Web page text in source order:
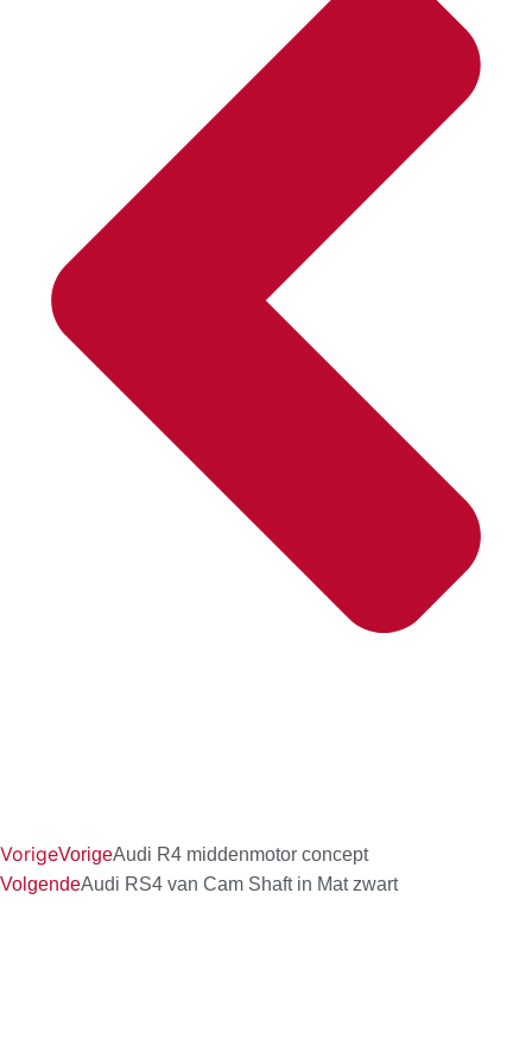
VorigeVorigeAudi R4 middenmotor concept
VolgendeAudi RS4 van Cam Shaft in Mat zwart